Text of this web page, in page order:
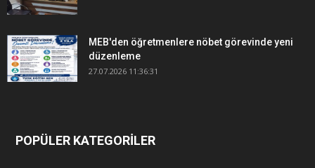
MEB'den öğretmenlere nöbet görevinde yeni
düzenleme
27.07.2026 11:36:31
POPÜLER KATEGORİLER